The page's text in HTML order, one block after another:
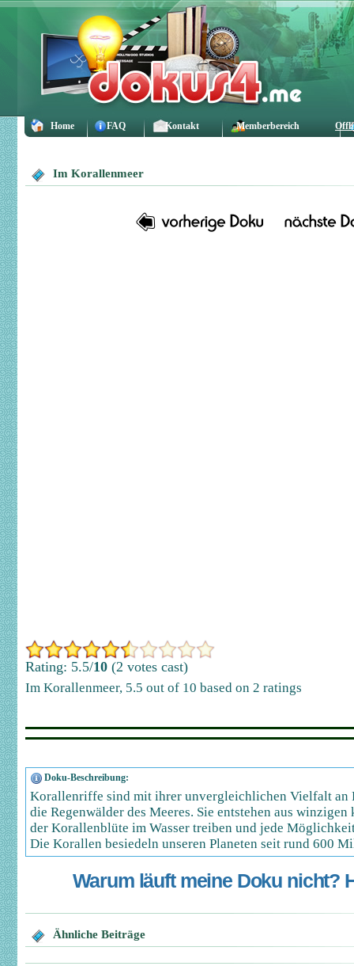
Home FAQ Kontakt Memberbereich
Im Korallenmeer
Rating: 5.5/10 (2 votes cast)
Im Korallenmeer, 5.5 out of 10 based on 2 ratings
Doku-Beschreibung:
Korallenriffe sind mit ihrer unvergleichlichen Vielfalt an
die Regenwälder des Meeres. Sie entstehen aus
der Korallenblüte im Wasser treiben und jede
Die Korallen besiedeln unseren Planeten seit rund 600
Warum läuft meine Doku nicht?
Ähnliche Beiträge